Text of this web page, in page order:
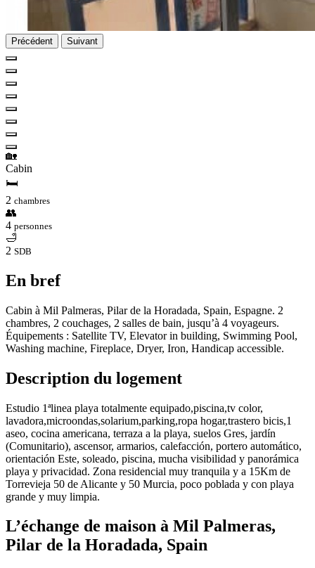
Précédent Suivant
🏡
Cabin
🛏
2 chambres
👥
4 personnes
🛁
2 SDB
En bref
Cabin à Mil Palmeras, Pilar de la Horadada, Spain, Espagne. 2
chambres, 2 couchages, 2 salles de bain, jusqu’à 4 voyageurs.
Équipements : Satellite TV, Elevator in building, Swimming Pool,
Washing machine, Fireplace, Dryer, Iron, Handicap accessible.
Description du logement
Estudio 1ªlinea playa totalmente equipado,piscina,tv color,
lavadora,microondas,solarium,parking,ropa hogar,trastero bicis,1
aseo, cocina americana, terraza a la playa, suelos Gres, jardín
(Comunitario), ascensor, armarios, calefacción, portero automático,
orientación Este, soleado, piscina, mucha visibilidad y panorámica
playa y privacidad. Zona residencial muy tranquila y a 15Km de
Torrevieja 50 de Alicante y 50 Murcia, poco poblada y con playa
grande y muy limpia.
L’échange de maison à Mil Palmeras,
Pilar de la Horadada, Spain